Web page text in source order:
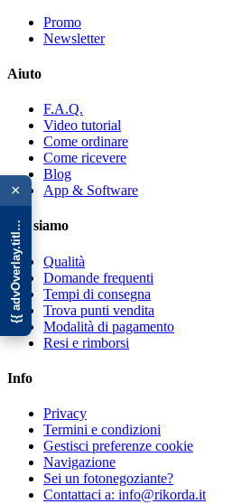
×
{{ advOverlay.title || 'Promo' }}
Promo
Newsletter
Aiuto
F.A.Q.
Video tutorial
Come ordinare
Come ricevere
Blog
App & Software
Chi siamo
Qualità
Domande frequenti
Tempi di consegna
Trova punti vendita
Modalità di pagamento
Resi e rimborsi
Info
Privacy
Termini e condizioni
Gestisci preferenze cookie
Navigazione
Sei un fotonegoziante?
Contattaci a: info@rikorda.it